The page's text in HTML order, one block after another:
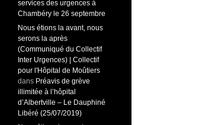
services des urgences à
Chambéry le 26 septembre
Nous étions la avant, nous
serons la après
(Communiqué du Collectif
Inter Urgences) | Collectif
pour l'Hôpital de Moûtiers
dans Préavis de grève
illimitée à l’hôpital
d’Albertville – Le Dauphiné
Libéré (25/07/2019)